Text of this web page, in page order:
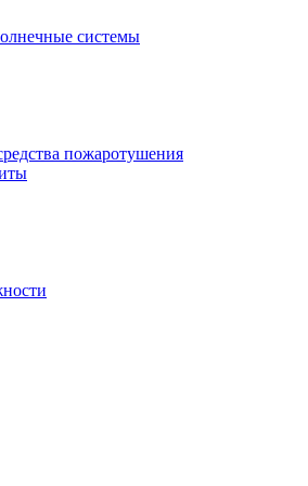
системы
пожаротушения